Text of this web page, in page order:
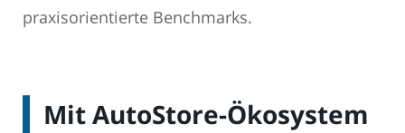
praxisorientierte Benchmarks.
Mit AutoStore-Ökosystem